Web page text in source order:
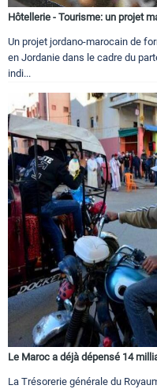
Hôtellerie - Tourisme: un projet
Un projet jordano-marocain de
en Jordanie dans le cadre du
indi...
Le Maroc a déjà dépensé 14
La Trésorerie générale du